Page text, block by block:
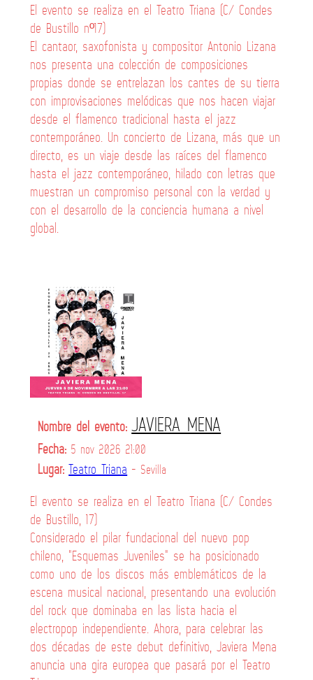
El evento se realiza en el Teatro Triana (C/ Condes
de Bustillo nº17)
El cantaor, saxofonista y compositor Antonio Lizana
nos presenta una colección de composiciones
propias donde se entrelazan los cantes de su tierra
con improvisaciones melódicas que nos hacen viajar
desde el flamenco tradicional hasta el jazz
contemporáneo. Un concierto de Lizana, más que un
directo, es un viaje desde las raíces del flamenco
hasta el jazz contemporáneo, hilado con letras que
muestran un compromiso personal con la verdad y
con el desarrollo de la conciencia humana a nivel
global.
Nombre del evento: JAVIERA MENA
Fecha: 5 nov 2026 21:00
Lugar: Teatro Triana - Sevilla
El evento se realiza en el Teatro Triana (C/ Condes
de Bustillo, 17)
Considerado el pilar fundacional del nuevo pop
chileno, "Esquemas Juveniles" se ha posicionado
como uno de los discos más emblemáticos de la
escena musical nacional, presentando una evolución
del rock que dominaba en las lista hacia el
electropop independiente. Ahora, para celebrar las
dos décadas de este debut definitivo, Javiera Mena
anuncia una gira europea que pasará por el Teatro